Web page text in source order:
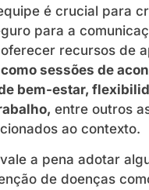
é crucial para
para a
recursos de
sessões de
bem-estar,
entre outros
ao contexto.
a pena adotar
de doenças